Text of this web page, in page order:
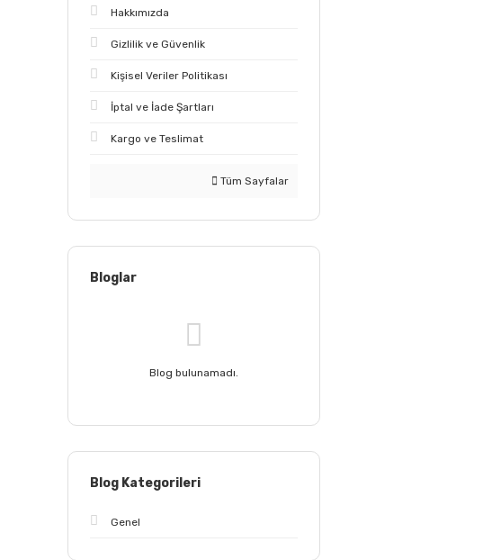
Hakkımızda
Gizlilik ve Güvenlik
Kişisel Veriler Politikası
İptal ve İade Şartları
Kargo ve Teslimat
Tüm Sayfalar
Bloglar
Blog bulunamadı.
Blog Kategorileri
Genel